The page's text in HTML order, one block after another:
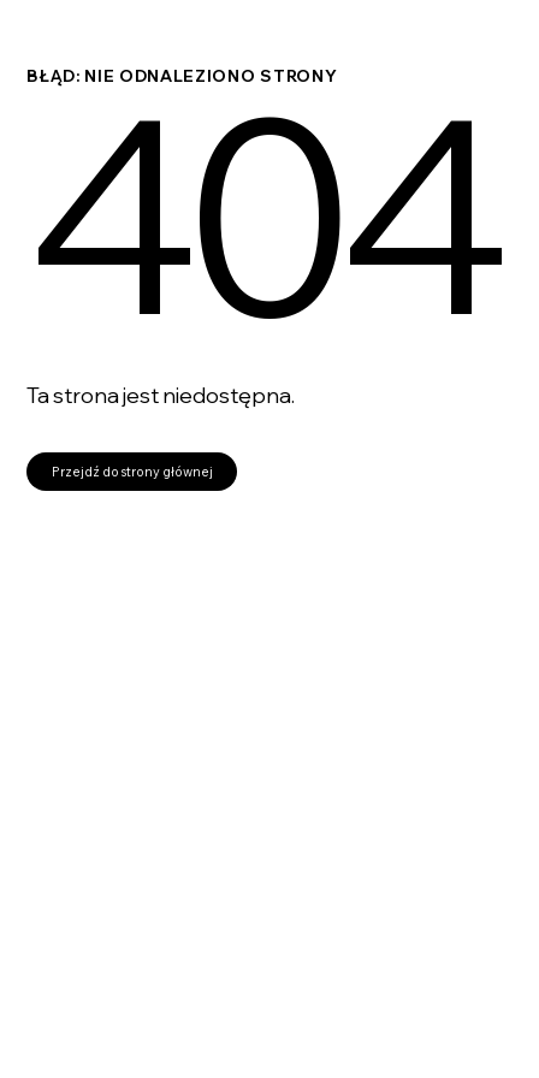
BŁĄD: NIE ODNALEZIONO STRONY
404
Ta strona jest niedostępna.
Przejdź do strony głównej